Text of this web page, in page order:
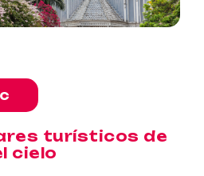
turísticos de
cielo